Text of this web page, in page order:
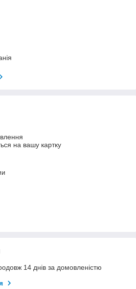
на вашу картку
14 днів за домовленістю